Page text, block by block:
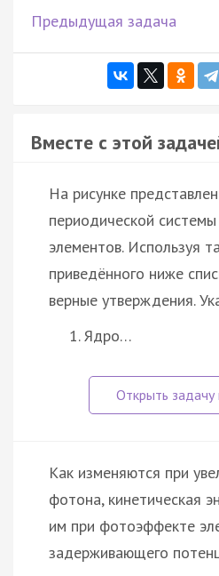
Предыдущая задача
Вместе с этой
На рисунке
периодической
элементов. Используя
приведённого ниже
верные утверждения.
Ядро…
Как изменяются при
фотона, кинетическая
им при фотоэффекте
задерживающего